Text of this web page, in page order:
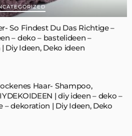
So Findest Du Das Richtige –
– deko – bastelideen –
Diy Ideen, Deko ideen
Haar- Shampoo,
| diy ideen – deko –
– dekoration | Diy Ideen, Deko